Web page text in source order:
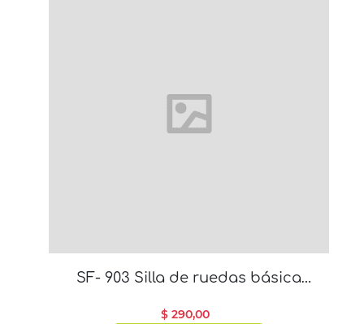
SF- 903 Silla de ruedas básica
$ 290,00